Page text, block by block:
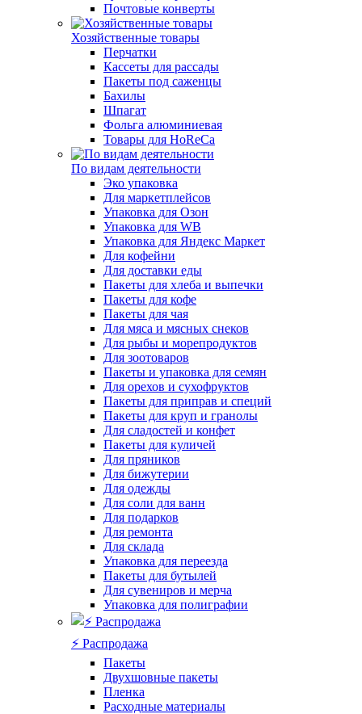
Почтовые конверты
Хозяйственные товары
Перчатки
Кассеты для рассады
Пакеты под саженцы
Бахилы
Шпагат
Фольга алюминиевая
Товары для HoReCa
По видам деятельности
Эко упаковка
Для маркетплейсов
Упаковка для Озон
Упаковка для WB
Упаковка для Яндекс Маркет
Для кофейни
Для доставки еды
Пакеты для хлеба и выпечки
Пакеты для кофе
Пакеты для чая
Для мяса и мясных снеков
Для рыбы и морепродуктов
Для зоотоваров
Пакеты и упаковка для семян
Для орехов и сухофруктов
Пакеты для приправ и специй
Пакеты для круп и гранолы
Для сладостей и конфет
Пакеты для куличей
Для пряников
Для бижутерии
Для одежды
Для соли для ванн
Для подарков
Для ремонта
Для склада
Упаковка для переезда
Пакеты для бутылей
Для сувениров и мерча
Упаковка для полиграфии
⚡️ Распродажа
Пакеты
Двухшовные пакеты
Пленка
Расходные материалы